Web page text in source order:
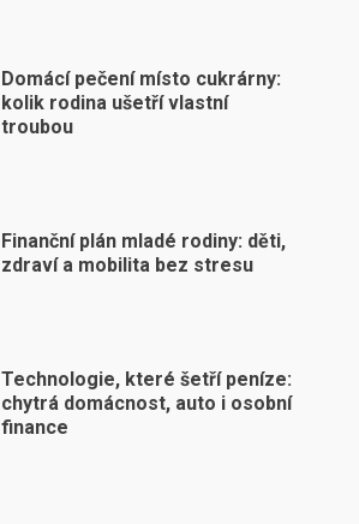
Domácí pečení místo cukrárny:
kolik rodina ušetří vlastní
troubou
Finanční plán mladé rodiny: děti,
zdraví a mobilita bez stresu
Technologie, které šetří peníze:
chytrá domácnost, auto i osobní
finance